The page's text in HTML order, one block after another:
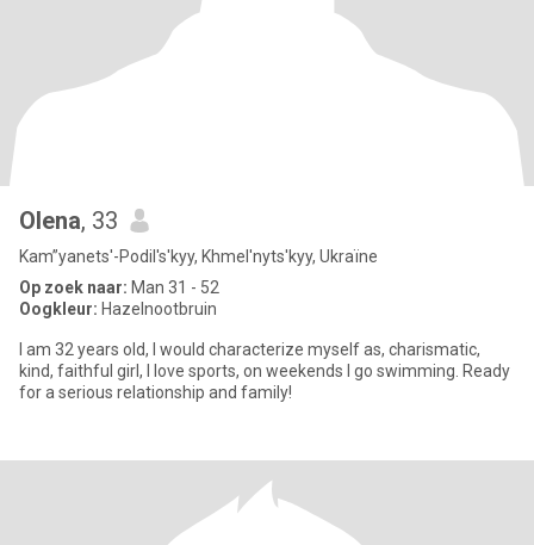
Olena, 33
Kam”yanets'-Podil's'kyy, Khmel'nyts'kyy, Ukraïne
Op zoek naar: Man 31 - 52
Oogkleur: Hazelnootbruin
I am 32 years old, I would characterize myself as, charismatic,
kind, faithful girl, I love sports, on weekends I go swimming. Ready
for a serious relationship and family!